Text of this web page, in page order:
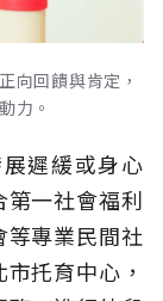
向回饋與肯定，
力。
遲緩或身心
一社會福利
專業民間社
托育中心，